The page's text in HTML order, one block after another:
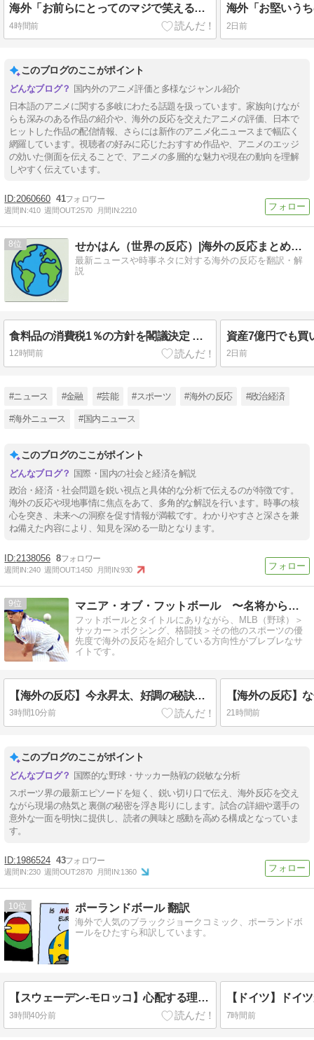
海外「お前らにとってのマジで笑える日本アニメ教えて」
4時間前 2日前
このブログのここがポイント
国内外のアニメ評価と多様なジャンル紹介
日本語のアニメに関する多岐にわたる話題を扱っています。家族向けなが
らも深みのある作品の紹介や、海外の反応を交えたアニメの評価、日本で
ヒットした作品の配信情報、さらには新作のアニメ化ニュースまで幅広く
網羅しています。視聴者の好みに応じたおすすめ作品や、アニメのエッジ
の効いた側面を伝えることで、アニメの多層的な魅力や現在の動向を理解
しやすく伝えています。
2060660 41
週間IN:410 週間OUT:2570 月間IN:2210
8 せかはん（世界の反応）|海外の反応まとめブログ
最新ニュースや時事ネタに対する海外の反応を翻訳・解
説
食料品の消費税1％の方針を閣議決定 高市首相が自ら決めた初の消費税減税と5兆円の出口【海外の反応・解説】
12時間前 2日前
#ニュース #金融 #芸能 #スポーツ #海外の反応 #政治経済
#海外ニュース #国内ニュース
このブログのここがポイント
国際・国内の社会と経済を解説
政治・経済・社会問題を鋭い視点と具体的な分析で伝えるのが特徴です。
海外の反応や現地事情に焦点をあて、多角的な解説を行います。時事の核
心を突き、未来への洞察を促す情報が満載です。わかりやすさと深さを兼
ね備えた内容により、知見を深める一助となります。
2138056 8
週間IN:240 週間OUT:1450 月間IN:930
9 マニア・オブ・フットボール 〜名将からの提言〜
フットボールとタイトルにありながら、MLB（野球）＞
サッカー＞ボクシング、格闘技＞その他のスポーツの優
先度で海外の反応を紹介している方向性がブレブレなサ
イトです。
【海外の反応】今永昇太、好調の秘訣はスマホ画面だとイマナガ節を炸裂「NPBでは面白さが必須条件なの？」
3時間10分前 21時間前
このブログのここがポイント
国際的な野球・サッカー熱戦の鋭敏な分析
スポーツ界の最新エピソードを短く、鋭い切り口で伝え、海外反応を交え
ながら現場の熱気と裏側の秘密を浮き彫りにします。試合の詳細や選手の
意外な一面を明快に提供し、読者の興味と感動を高める構成となっていま
す。
1986524 43
週間IN:230 週間OUT:2870 月間IN:1360
10 ポーランドボール 翻訳
海外で人気のブラックジョークコミック、ポーランドボ
ールをひたすら和訳しています。
【スウェーデン-モロッコ】心配する理由はこれだけ…？【ポーランドボール】
3時間40分前 7時間前